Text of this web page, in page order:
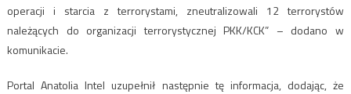
operacji i starcia z terrorystami, zneutralizowali 12 terrorystów
należących do organizacji terrorystycznej PKK/KCK” – dodano w
komunikacie.
Portal Anatolia Intel uzupełnił następnie tę informacja, dodając, że